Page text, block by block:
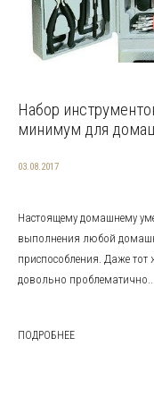
Набор
минимум для
03.08.2017
Настоящему домашнему
выполнения любой
приспособления. Даже
довольно проблематично...
ПОДРОБНЕЕ